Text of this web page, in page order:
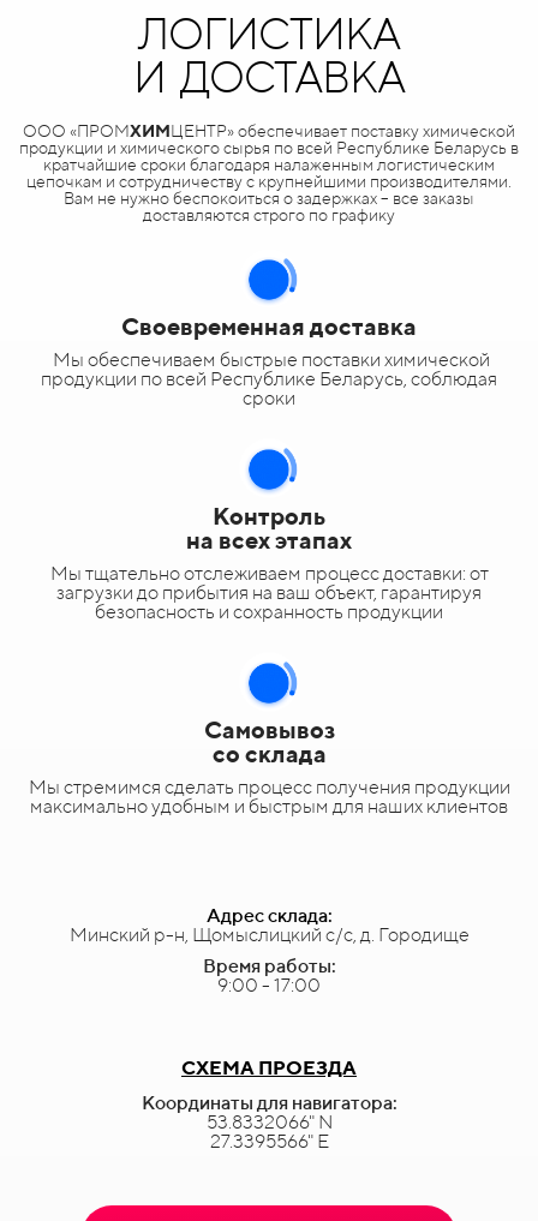
ЛОГИСТИКА
И ДОСТАВКА
ООО «ПРОМХИМЦЕНТР» обеспечивает поставку химической
продукции и химического сырья по всей Республике Беларусь в
кратчайшие сроки благодаря налаженным логистическим
цепочкам и сотрудничеству с крупнейшими производителями.
Вам не нужно беспокоиться о задержках – все заказы
доставляются строго по графику
Своевременная доставка
Мы обеспечиваем быстрые поставки химической
продукции по всей Республике Беларусь, соблюдая
сроки
Контроль
на всех этапах
Мы тщательно отслеживаем процесс доставки: от
загрузки до прибытия на ваш объект, гарантируя
безопасность и сохранность продукции
Самовывоз
со склада
Мы стремимся сделать процесс получения продукции
максимально удобным и быстрым для наших клиентов
Адрес склада:
Минский р-н, Щомыслицкий с/с, д. Городище
Время работы:
9:00 - 17:00
СХЕМА ПРОЕЗДА
Координаты для навигатора:
53.8332066" N
27.3395566" E